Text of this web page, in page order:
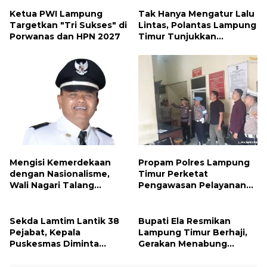
Ketua PWI Lampung
Targetkan "Tri Sukses" di
Porwanas dan HPN 2027
Tak Hanya Mengatur Lalu
Lintas, Polantas Lampung
Timur Tunjukkan
Mengisi Kemerdekaan
dengan Nasionalisme,
Wali Nagari Talang
Sepanjang Agustus
Propam Polres Lampung
Timur Perketat
Pengawasan Pelayanan
Penyimpangan
Sekda Lamtim Lantik 38
Pejabat, Kepala
Puskesmas Diminta
Bupati Ela Resmikan
Lampung Timur Berhaji,
Gerakan Menabung